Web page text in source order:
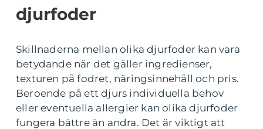
djurfoder
Skillnaderna mellan olika djurfoder kan vara
betydande när det gäller ingredienser,
texturen på fodret, näringsinnehåll och pris.
Beroende på ett djurs individuella behov
eller eventuella allergier kan olika djurfoder
fungera bättre än andra. Det är viktigt att